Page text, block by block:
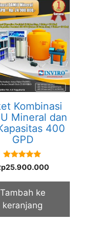
Kombinasi
Mineral dan
400
GPD
5.00
out of 5
25.900.000
Tambah ke
keranjang